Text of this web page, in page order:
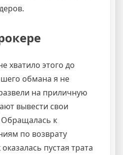
хватило этого до
обмана я не
на приличную
вывести свои
Обращалась к
по возврату
пустая трата